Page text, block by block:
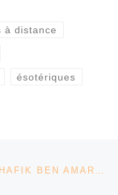
à distance
ésotériques
PIÉGÉ PAR SA CURIOSITÉ – SHAFIK BEN AMAR HYPNOSE RÉGRESSIVE ÉSOTÉRIQUE